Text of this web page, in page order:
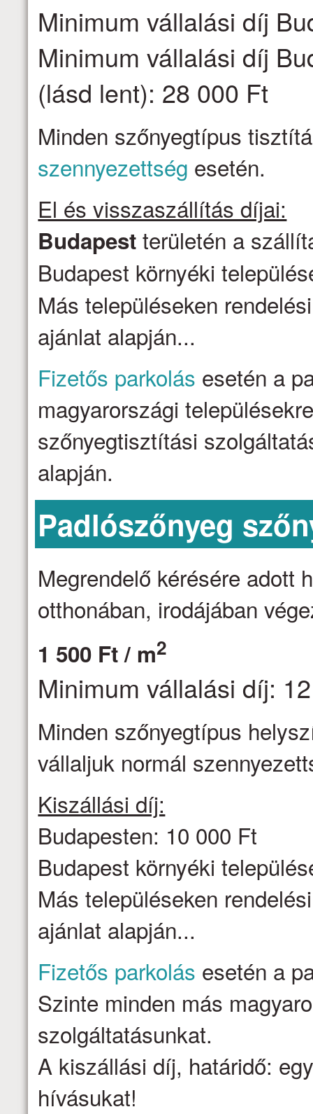
Minimum vállalási díj
Minimum vállalási díj
(lásd lent): 28 000 Ft
Minden szőnyegtípus
szennyezettség esetén.
El és visszaszállítás díjai:
Budapest területén a
Budapest környéki
Más településeken
ajánlat alapján...
Fizetős parkolás esetén a
magyarországi
szőnyegtisztítási
alapján.
Padlószőnyeg
Megrendelő kérésére adott
otthonában, irodájában
1 500 Ft / m2
Minimum vállalási díj:
Minden szőnyegtípus
vállaljuk normál
Kiszállási díj:
Budapesten: 10 000 Ft
Budapest környéki
Más településeken
ajánlat alapján...
Fizetős parkolás esetén a
Szinte minden más
szolgáltatásunkat.
A kiszállási díj, határidő:
hívásukat!